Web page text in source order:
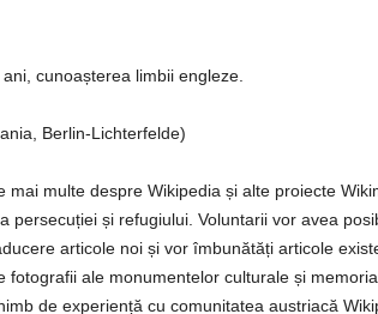
cunoașterea limbii engleze.
Berlin-Lichterfelde)
multe despre Wikipedia și alte proiecte
persecuției și refugiului. Voluntarii vor avea
articole noi și vor îmbunătăți articole
fotografii ale monumentelor culturale și
de experiență cu comunitatea austriacă